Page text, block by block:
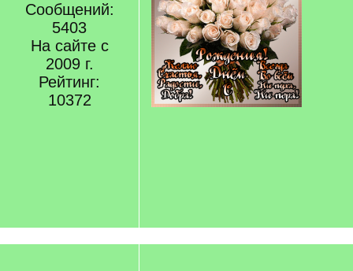
Сообщений:
5403
На сайте с
2009 г.
Рейтинг:
10372